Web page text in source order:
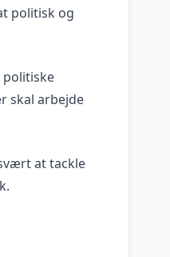
politisk og
politiske
skal arbejde
at tackle